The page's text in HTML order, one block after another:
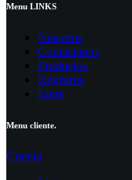
Menu LINKS
Nosotros
Contactanos
Productos
Registros
Entra
Menu cliente.
Cuenta